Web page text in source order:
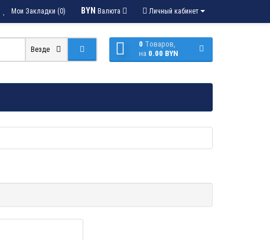
Личный кабинет
BYN Валюта
Мои Закладки (0)
0 Tоваров,
на 0.00 BYN
Везде